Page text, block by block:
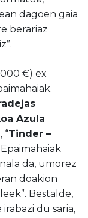
dagoen gaia
berariaz
€) ex
Azula
“Tinder –
da, umorez
doakion
Bestalde,
du saria,